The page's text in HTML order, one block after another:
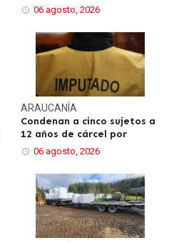
06 agosto, 2026
ARAUCANÍA
Condenan a cinco sujetos a
12 años de cárcel por
06 agosto, 2026